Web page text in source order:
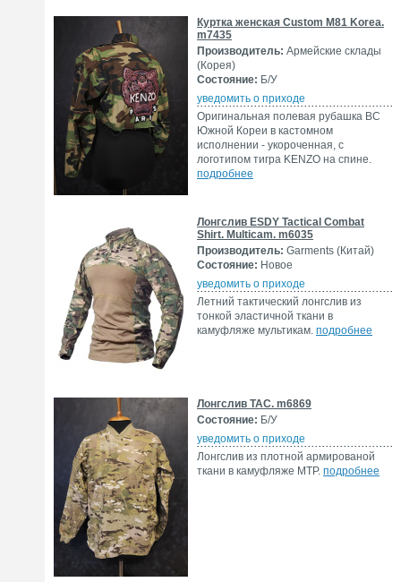
Куртка женская Custom M81 Korea.
m7435
Производитель: Армейские склады
(Корея)
Состояние: Б/У
уведомить о приходе
Оригинальная полевая рубашка ВС
Южной Кореи в кастомном
исполнении - укороченная, с
логотипом тигра KENZO на спине.
подробнее
Лонгслив ESDY Tactical Combat
Shirt. Multicam. m6035
Производитель: Garments (Китай)
Состояние: Новое
уведомить о приходе
Летний тактический лонгслив из
тонкой эластичной ткани в
камуфляже мультикам. подробнее
Лонгслив TAC. m6869
Состояние: Б/У
уведомить о приходе
Лонгслив из плотной армированой
ткани в камуфляже MTP. подробнее